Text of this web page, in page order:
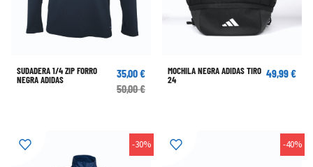
SUDADERA 1/4 ZIP FORRO
NEGRA ADIDAS
35,00 €
50,00 €
MOCHILA NEGRA ADIDAS TIRO
24
49,99 €
-30% -40%